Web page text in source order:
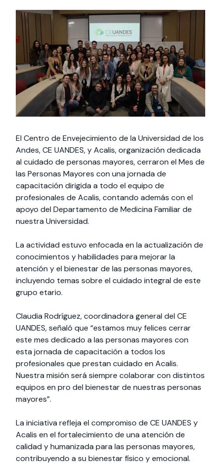
cursos
Especialidades y
estadías
Te puede
interesar:
International
students
Facultades
sociedad
Extensión Cultural
Te puede interesar:Filantropía y Donaciones
intercambio
Servicios y apoyos
Te puede
interesar:
Explora el campus
Uandes
Noticias
estudiantiles
El Centro de Envejecimiento de la Universidad de los
Andes, CE UANDES, y Acalis, organización dedicada
al cuidado de personas mayores, cerraron el Mes de
las Personas Mayores con una jornada de
capacitación dirigida a todo el equipo de
profesionales de Acalis, contando además con el
apoyo del Departamento de Medicina Familiar de
nuestra Universidad.
La actividad estuvo enfocada en la actualización de
conocimientos y habilidades para mejorar la
atención y el bienestar de las personas mayores,
incluyendo temas sobre el cuidado integral de este
grupo etario.
Claudia Rodríguez, coordinadora general del CE
UANDES, señaló que “estamos muy felices cerrar
este mes dedicado a las personas mayores con
esta jornada de capacitación a todos los
profesionales que prestan cuidado en Acalis.
Nuestra misión será siempre colaborar con distintos
equipos en pro del bienestar de nuestras personas
mayores”.
La iniciativa refleja el compromiso de CE UANDES y
Acalis en el fortalecimiento de una atención de
calidad y humanizada para las personas mayores,
contribuyendo a su bienestar físico y emocional.